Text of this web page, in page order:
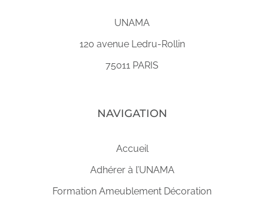
UNAMA
120 avenue Ledru-Rollin
75011 PARIS
NAVIGATION
Accueil
Adhérer à l’UNAMA
Formation Ameublement Décoration